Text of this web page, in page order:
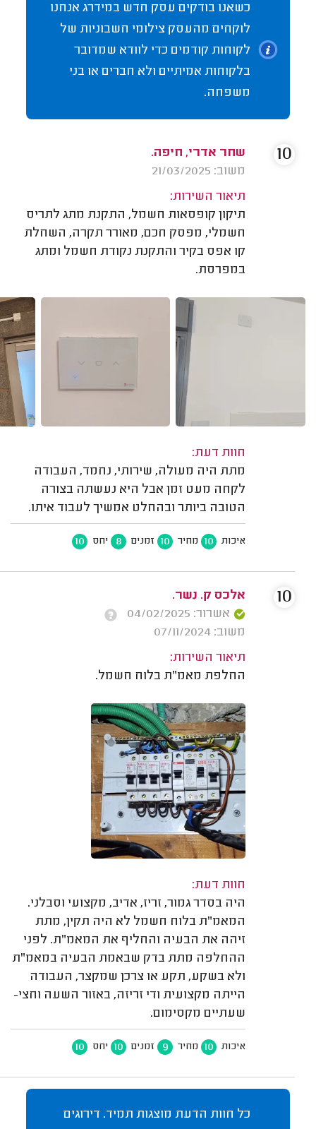
כשאנו בודקים עסק חדש במידרג אנחנו
לוקחים מהעסק צילומי חשבוניות של
לקוחות קודמים כדי לוודא שמדובר
בלקוחות אמיתיים ולא חברים או בני
משפחה.
שחר אדרי, חיפה.
משוב: 21/03/2025
תיאור השירות:
תיקון קופסאות חשמל, התקנת מתג לתריס
חשמלי, מפסק חכם, מאורר תקרה, השחלת
קו אפס בקיר והתקנת נקודת חשמל ומתג
במפרסת.
חוות דעת:
מתת היה מעולה, שירותי, נחמד, העבודה
לקחה מעט זמן אבל היא נעשתה בצורה
הטובה ביותר ובהחלט אמשיך לעבוד איתו.
איכות 10 מחיר 10 זמנים 8 יחס 10
10
אלכס ק. נשר.
אשרור: 04/02/2025
משוב: 07/11/2024
תיאור השירות:
החלפת מאמ"ת בלוח חשמל.
חוות דעת:
היה בסדר גמור, זריז, אדיב, מקצועי וסבלני.
המאמ"ת בלוח חשמל לא היה תקין, מתת
זיהה את הבעיה והחליף את המאמ"ת. לפני
ההחלפה מתת בדק שבאמת הבעיה במאמ"ת
ולא בשקע, תקע או צרכן שמקצר, העבודה
הייתה מקצועית ודי זריזה, באזור השעה וחצי-
שעתיים מקסימום.
איכות 10 מחיר 9 זמנים 10 יחס 10
10
כל חוות הדעת מוצגות תמיד. דירוגים